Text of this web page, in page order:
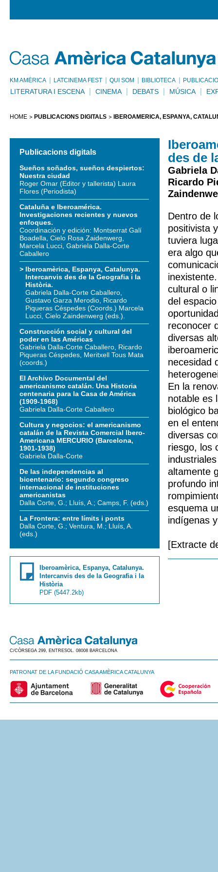
KM AMÈRICA LATCINEMA FEST QUI SOM BIBLIOTECA
LITERATURA I ESCENA CINEMA DEBATS MÚSICA
HOME PUBLICACIONS DIGITALS IBEROAMÈRICA, ESPANYA,
des de
Gabriela
Ricardo
Dentro de
positivista
tuviera
era algo
cultural o
del
reconocer
diversas
necesidad
En la
notable es
biológico
en el
diversas
riesgo, los
altamente
profundo
esquema
indígenas
[Extracte
Publicacions digitals
Sueños soñados, sueños despiertos:
Nuestra ciudad
Roger Omar (Editor y tallerista) Laura
Flores (Periodista)
Cataluña e Iberoamérica.
Investigaciones recientes y nuevos
enfoques.
Coordinación y edición: Montserrat Galí
Boadella, Cielo Rosa Zaidenwerg,
Marcela Lucci, Gabriela Dalla-Corte
Caballero
Iberoamèrica, Espanya, Catalunya.
Intercanvis des de la Geografia i la
Història.
Gabriela Dalla-Corte Caballero,
Gustavo Garza Merodio, Ricardo
Piqueras Céspedes (Coords.) Marcela
Lucci, Cielo Zaindenwerg (eds.).
Construcción social y cultural del
poder en las Américas
Gabriela Dalla-Corte Caballero, Ricardo
Piqueras Céspedes, Meritxell Tous Mata
(coords.)
El Archivo Documental del
americanismo catalán. Una Historia
centenaria para la Casa de América
(1909-1968)
Gabriela Dalla-Corte Caballero
Cultura y negocios: el americanismo
catalán de la Revista Comercial Ibero-
Americana MERCURIO (Barcelona,
1901-1938)
Gabriela Dalla-Corte
De las independencias al
bicentenario: segundo congreso
internacional de instituciones
americanistas
Dalla Corte, G.; Lluís, A.; Camps, F. (eds.)
La Frontera: entre límits i ponts
Dalla Corte, G.; Ventura, M.; Lluís, A.
(eds.)
Iberoamèrica, Espanya, Catalunya.
Intercanvis des de la Geografia i la
Història
PDF (5447.2kb)
C/CÒRSEGA 299, ENTRESOL. 08008 BARCELONA
PATRONAT DE LA FUNDACIÓ CASA AMÈRICA CATALUNYA